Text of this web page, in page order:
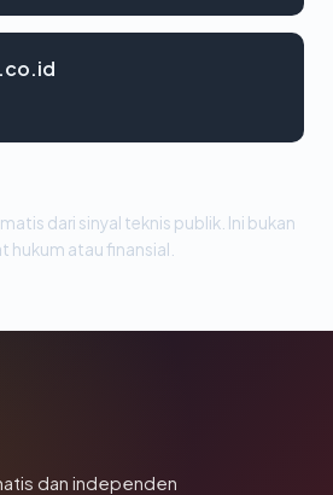
dari sinyal teknis publik. Ini bukan
hukum atau finansial.
dan independen